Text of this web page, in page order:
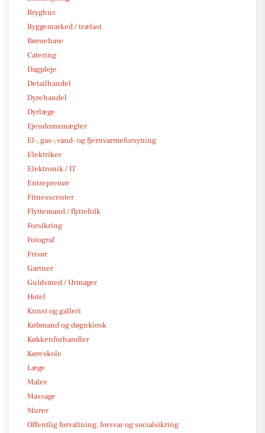
Bryghus
Byggemarked / trælast
Børnehave
Catering
Dagpleje
Detailhandel
Dyrehandel
Dyrlæge
Ejendomsmægler
El-, gas-, vand- og fjernvarmeforsyning
Elektriker
Elektronik / IT
Entreprenør
Fitnesscenter
Flyttemand / flyttefolk
Forsikring
Fotograf
Frisør
Gartner
Guldsmed / Urmager
Hotel
Kunst og galleri
Købmand og døgnkiosk
Køkkenforhandler
Køreskole
Læge
Maler
Massage
Murer
Offentlig forvaltning, forsvar og socialsikring